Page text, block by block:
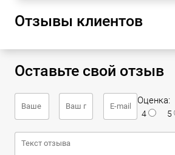
Отзывы клиентов
Оставьте свой отзыв
Оценка:
4
5